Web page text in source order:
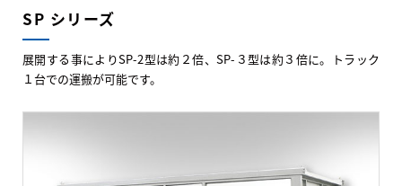
SP シリーズ
展開する事によりSP-2型は約２倍、SP-３型は約３倍に。トラック
１台での運搬が可能です。